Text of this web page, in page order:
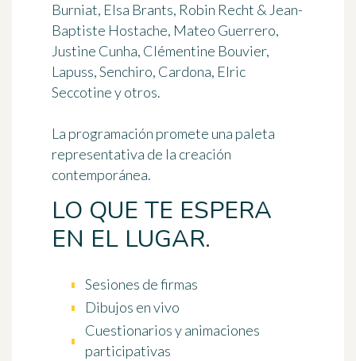
Burniat, Elsa Brants, Robin Recht & Jean-
Baptiste Hostache, Mateo Guerrero,
Justine Cunha, Clémentine Bouvier,
Lapuss, Senchiro, Cardona, Elric
Seccotine y otros.
La programación promete una paleta
representativa de la creación
contemporánea.
LO QUE TE ESPERA
EN EL LUGAR.
Sesiones de firmas
Dibujos en vivo
Cuestionarios y animaciones
participativas